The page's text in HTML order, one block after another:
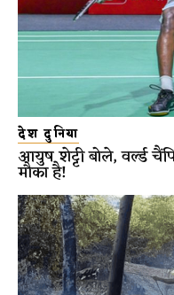
देश दुनिया
आयुष शेट्टी बोले, वर्ल्ड
मौका है!